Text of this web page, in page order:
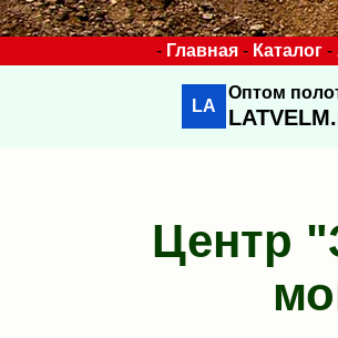
- Главная- Каталог-
LA
Оптом
Центр